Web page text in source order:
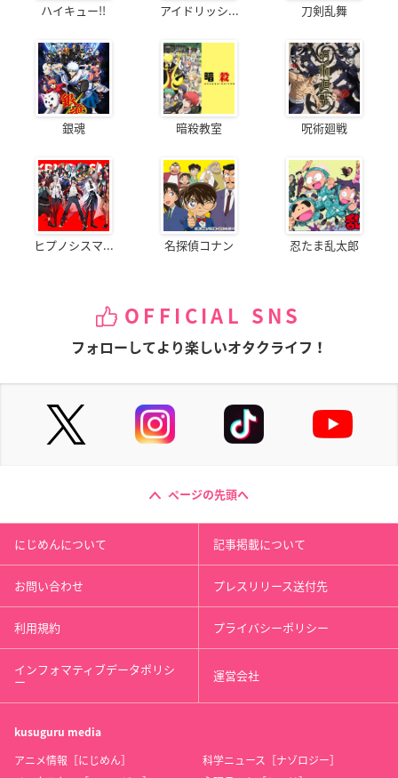
ハイキュー!! アイドリッシ... 刀剣乱舞
銀魂 暗殺教室 呪術廻戦
ヒプノシスマ... 名探偵コナン 忍たま乱太郎
OFFICIAL SNS
フォローしてより楽しいオタクライフ！
ページの先頭へ
にじめんについて 記事掲載について
お問い合わせ プレスリリース送付先
利用規約 プライバシーポリシー
インフォマティブデータポリシ
ー 運営会社
kusuguru media
アニメ情報［にじめん］
科学ニュース［ナゾロジー］